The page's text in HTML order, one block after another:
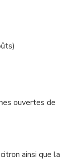
ouvertes de
ainsi que la